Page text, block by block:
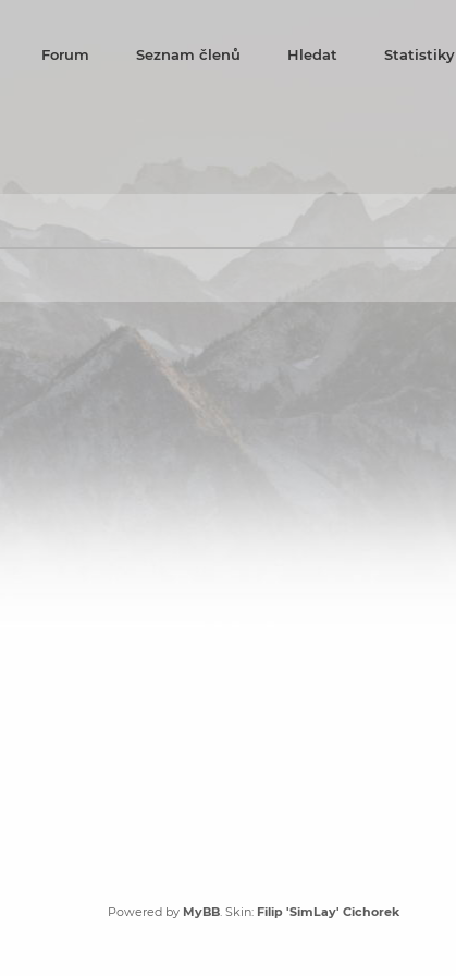
Forum Seznam členů Hledat Statistiky
Powered by MyBB. Skin: Filip 'SimLay' Cichorek